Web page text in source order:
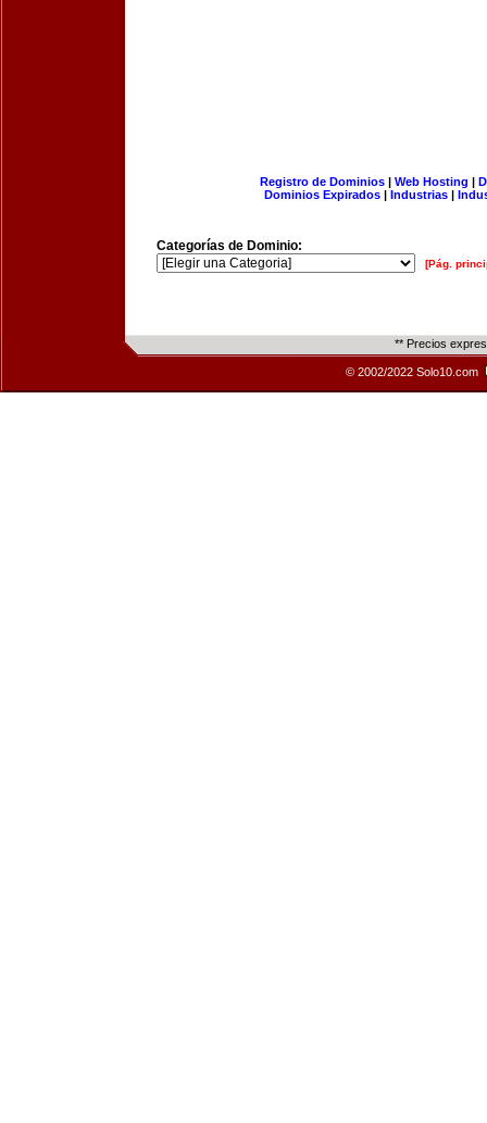
Registro de Dominios| Web Hosting |
Dominios Expirados | Industrias |
Categorías de Dominio:
[Pág.
** Precios
© 2002/2022 Solo10.com